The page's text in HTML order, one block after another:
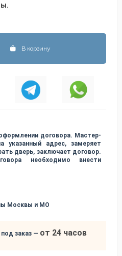
В корзину
договора. Мастер-
указанный адрес, замеряет
дверь, заключает договор.
необходимо внести
Москвы и МО
заказ — от 24 часов